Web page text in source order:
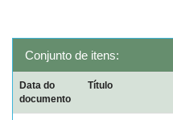
Conjunto de itens:
Data do
documento
Título